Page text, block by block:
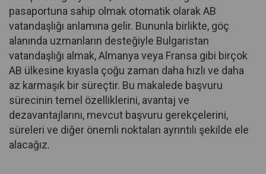
pasaportuna sahip olmak otomatik olarak AB
vatandaşlığı anlamına gelir. Bununla birlikte, göç
alanında uzmanların desteğiyle Bulgaristan
vatandaşlığı almak, Almanya veya Fransa gibi birçok
AB ülkesine kıyasla çoğu zaman daha hızlı ve daha
az karmaşık bir süreçtir. Bu makalede başvuru
sürecinin temel özelliklerini, avantaj ve
dezavantajlarını, mevcut başvuru gerekçelerini,
süreleri ve diğer önemli noktaları ayrıntılı şekilde ele
alacağız.